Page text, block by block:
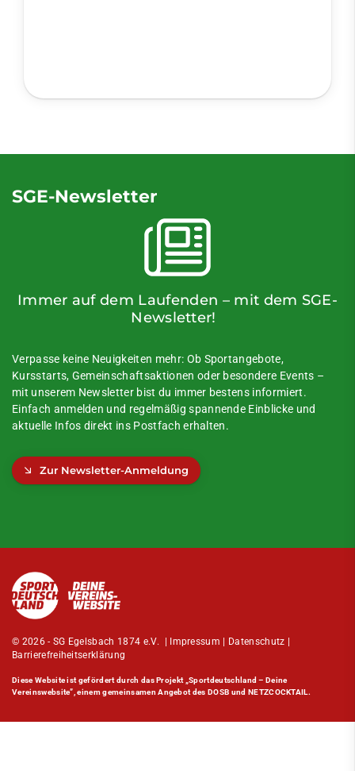
SGE-Newsletter
Immer auf dem Laufenden – mit dem SGE-
Newsletter!
Verpasse keine Neuigkeiten mehr: Ob Sportangebote,
Kursstarts, Gemeinschaftsaktionen oder besondere Events –
mit unserem Newsletter bist du immer bestens informiert.
Einfach anmelden und regelmäßig spannende Einblicke und
aktuelle Infos direkt ins Postfach erhalten.
Zur Newsletter-Anmeldung
© 2026 - SG Egelsbach 1874 e.V. | Impressum Datenschutz
Barrierefreiheitserklärung
Diese Website ist gefördert durch das Projekt„Sportdeutschland – Deine
Vereinswebsite”, einem gemeinsamen Angebot des DOSB und NETZCOCKTAIL.